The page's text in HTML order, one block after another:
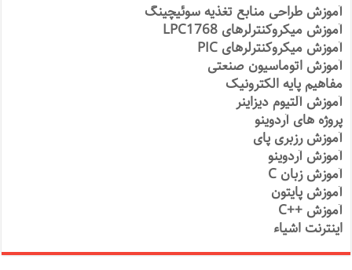
آموزش طراحی منابع تغذیه سوئیچینگ
آموزش میکروکنترلرهای LPC1768
آموزش میکروکنترلرهای PIC
آموزش اتوماسیون صنعتی
مفاهیم پایه الکترونیک
آموزش آلتیوم دیزاینر
پروژه های آردوینو
آموزش رزبری پای
آموزش آردوینو
آموزش زبان C
آموزش پایتون
آموزش ++C
اینترنت اشیاء